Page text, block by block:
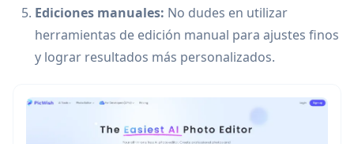
Ediciones manuales: No dudes en utilizar
herramientas de edición manual para ajustes finos
y lograr resultados más personalizados.